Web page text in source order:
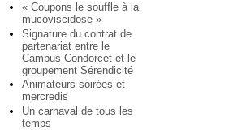
« Coupons le souffle à la
mucoviscidose »
Signature du contrat de
partenariat entre le
Campus Condorcet et le
groupement Sérendicité
Animateurs soirées et
mercredis
Un carnaval de tous les
temps